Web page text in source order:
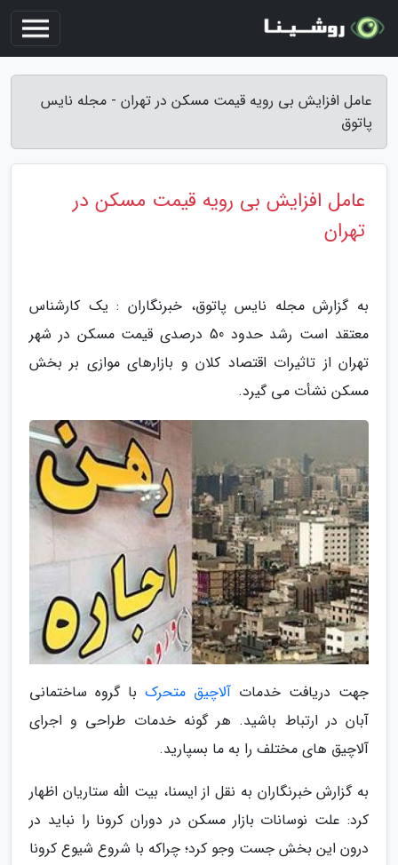
عامل افزایش بی رویه قیمت مسکن در تهران - مجله نایس
پاتوق
عامل افزایش بی رویه قیمت مسکن در
تهران
به گزارش مجله نایس پاتوق، خبرنگاران : یک کارشناس
معتقد است رشد حدود 50 درصدی قیمت مسکن در شهر
تهران از تاثیرات اقتصاد کلان و بازارهای موازی بر بخش
مسکن نشأت می گیرد.
جهت دریافت خدمات آلاچیق متحرک با گروه ساختمانی
آبان در ارتباط باشید. هر گونه خدمات طراحی و اجرای
آلاچیق های مختلف را به ما بسپارید.
به گزارش خبرنگاران به نقل از ایسنا، بیت الله ستاریان اظهار
کرد: علت نوسانات بازار مسکن در دوران کرونا را نباید در
درون این بخش جست وجو کرد؛ چراکه با شروع شیوع کرونا